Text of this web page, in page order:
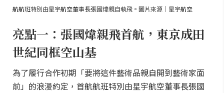
航航班特別由星宇航空董事長張國煒親自執飛。圖片來源｜星宇航空
亮點一：張國煒親飛首航，東京成田
世紀同框空山基
為了履行合作初期「要將這件藝術品親自開到藝術家面
前」的浪漫約定，首航航班特別由星宇航空董事長張國